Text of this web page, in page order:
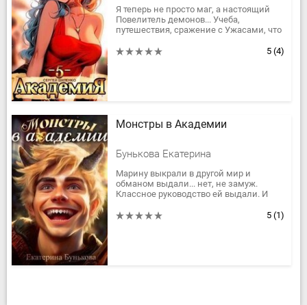
Я теперь не просто маг, а настоящий
Повелитель демонов... Учеба,
путешествия, сражение с Ужасами, что
награды от горячих студенток и...
5 (4)
Монстры в Академии
Бунькова Екатерина
Марину выкрали в другой мир и
обманом выдали... нет, не замуж.
Классное руководство ей выдали. И
набранный из бывших уголовников...
5 (1)